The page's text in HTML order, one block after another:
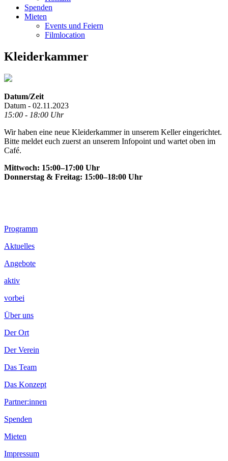
Spenden
Mieten
Events und Feiern
Filmlocation
Kleiderkammer
Datum/Zeit
Datum - 02.11.2023
15:00 - 18:00 Uhr
Wir haben eine neue Kleiderkammer in unserem Keller eingerichtet.
Bitte meldet euch zuerst an unserem Infopoint und wartet oben im
Café.
Mittwoch: 15:00–17:00 Uhr
Donnerstag & Freitag: 15:00–18:00 Uhr
Footer
Inhalt
Programm
Aktuelles
Angebote
aktiv
vorbei
Über uns
Der Ort
Der Verein
Das Team
Das Konzept
Partner:innen
Spenden
Mieten
Impressum